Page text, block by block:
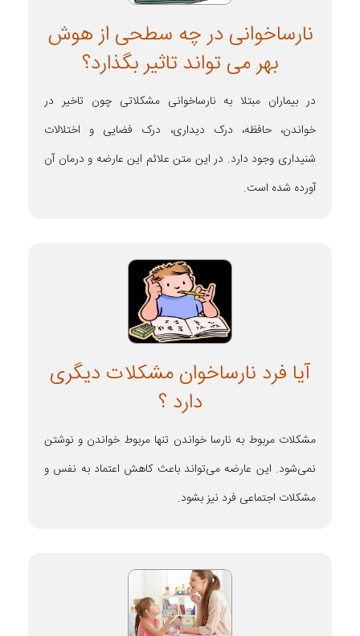
نارساخوانی در چه سطحی از هوش
بهر می تواند تاثیر بگذارد؟
در بیماران مبتلا به نارساخوانی مشکلاتی چون تاخیر در
خواندن، حافظه، درک دیداری، درک فضایی و اختلالات
شنیداری وجود دارد. در این متن علائم این عارضه و درمان آن
آورده شده است.
آیا فرد نارساخوان مشکلات دیگری
دارد ؟
مشکلات مربوط به نارسا خواندن تنها مربوط خواندن و نوشتن
نمی‌شود. این عارضه می‌تواند باعث کاهش اعتماد به نفس و
مشکلات اجتماعی فرد نیز بشود.